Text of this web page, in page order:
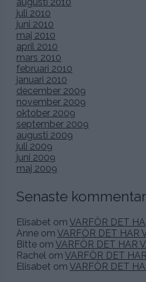
juli 2010
juni 2010
maj 2010
april 2010
mars 2010
februari 2010
januari 2010
december 2009
november 2009
oktober 2009
september 2009
augusti 2009
juli 2009
juni 2009
maj 2009
Senaste
Elisabet om VARFÖR DET
Anne om VARFÖR DET HAR
Bitte om VARFÖR DET HAR
Rachel om VARFÖR DET
Elisabet om VARFÖR DET